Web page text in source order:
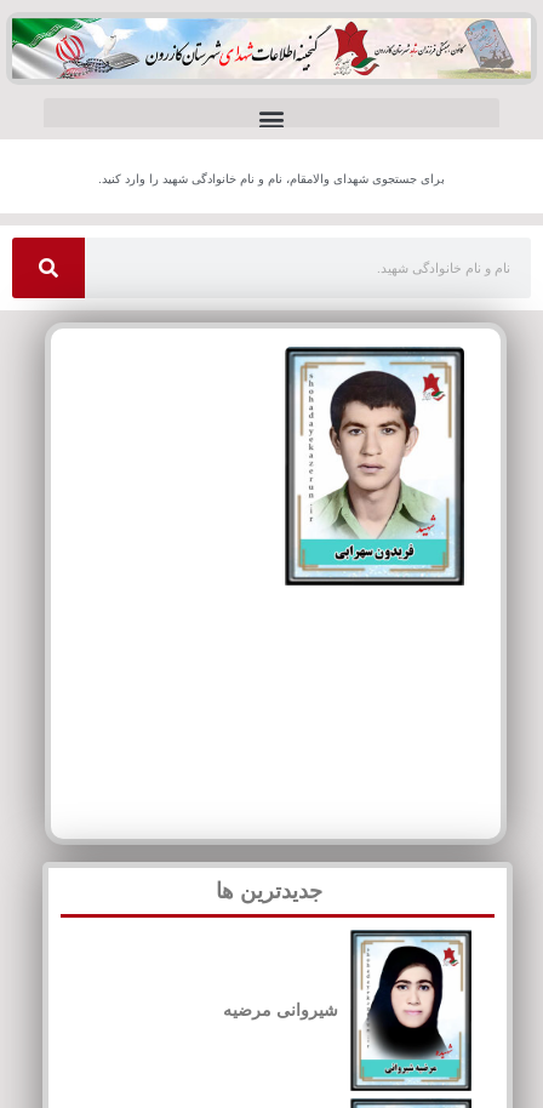
برای جستجوی شهدای والامقام، نام و نام خانوادگی شهید را وارد کنید.
جدیدترین ها
شیروانی مرضیه